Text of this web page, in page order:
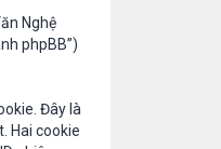
Nghệ
phpBB”)
Đây là
Hai cookie